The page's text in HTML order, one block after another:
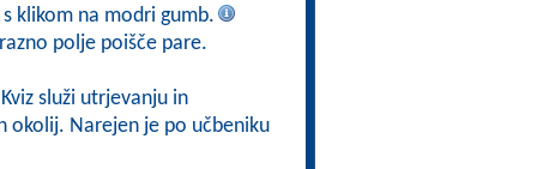
klikom na modri gumb.
polje poišče pare.
služi utrjevanju in
okolij. Narejen je po učbeniku